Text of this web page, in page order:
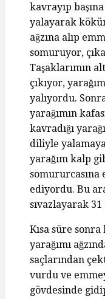
kavrayıp
yalayarak
ağzına alıp
somuruyor,
Taşaklarımın
çıkıyor,
yalıyordu.
yarağımın
kavradığı
diliyle yalamaya
yarağım kalp
ediyordu. Bu
sıvazlayarak
Kısa süre sonra
yarağımı
saçlarından
vurdu ve
gövdesinde